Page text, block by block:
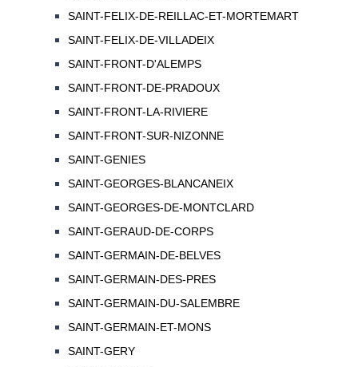
SAINT-FELIX-DE-REILLAC-ET-MORTEMART
SAINT-FELIX-DE-VILLADEIX
SAINT-FRONT-D'ALEMPS
SAINT-FRONT-DE-PRADOUX
SAINT-FRONT-LA-RIVIERE
SAINT-FRONT-SUR-NIZONNE
SAINT-GENIES
SAINT-GEORGES-BLANCANEIX
SAINT-GEORGES-DE-MONTCLARD
SAINT-GERAUD-DE-CORPS
SAINT-GERMAIN-DE-BELVES
SAINT-GERMAIN-DES-PRES
SAINT-GERMAIN-DU-SALEMBRE
SAINT-GERMAIN-ET-MONS
SAINT-GERY